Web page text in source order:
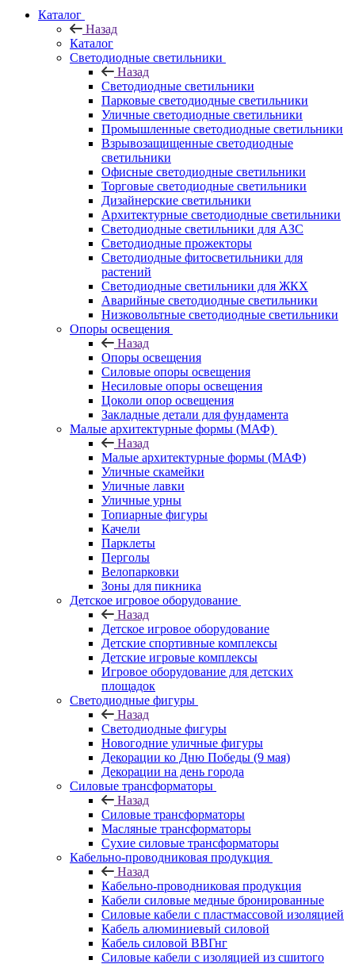
Каталог
Назад
Каталог
Светодиодные светильники
Назад
Светодиодные светильники
Парковые светодиодные светильники
Уличные светодиодные светильники
Промышленные светодиодные светильники
Взрывозащищенные светодиодные
светильники
Офисные светодиодные светильники
Торговые светодиодные светильники
Дизайнерские светильники
Архитектурные светодиодные светильники
Светодиодные светильники для АЗС
Светодиодные прожекторы
Светодиодные фитосветильники для
растений
Светодиодные светильники для ЖКХ
Аварийные светодиодные светильники
Низковольтные светодиодные светильники
Опоры освещения
Назад
Опоры освещения
Силовые опоры освещения
Несиловые опоры освещения
Цоколи опор освещения
Закладные детали для фундамента
Малые архитектурные формы (МАФ)
Назад
Малые архитектурные формы (МАФ)
Уличные скамейки
Уличные лавки
Уличные урны
Топиарные фигуры
Качели
Парклеты
Перголы
Велопарковки
Зоны для пикника
Детское игровое оборудование
Назад
Детское игровое оборудование
Детские спортивные комплексы
Детские игровые комплексы
Игровое оборудование для детских
площадок
Светодиодные фигуры
Назад
Светодиодные фигуры
Новогодние уличные фигуры
Декорации ко Дню Победы (9 мая)
Декорации на день города
Силовые трансформаторы
Назад
Силовые трансформаторы
Масляные трансформаторы
Сухие силовые трансформаторы
Кабельно-проводниковая продукция
Назад
Кабельно-проводниковая продукция
Кабели силовые медные бронированные
Силовые кабели с пластмассовой изоляцией
Кабель алюминиевый силовой
Кабель силовой ВВГнг
Силовые кабели с изоляцией из сшитого